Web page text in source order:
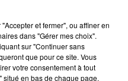
enfin le remix de « Love
avec Kylie Minogue
et fermer", ou affiner en
dans "Gérer mes choix".
sur "Continuer sans
que pour ce site. Vous
votre consentement à tout
en bas de chaque page.